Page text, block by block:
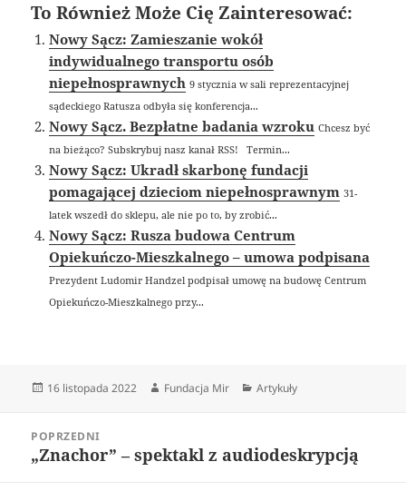
To Również Może Cię Zainteresować:
Nowy Sącz: Zamieszanie wokół
indywidualnego transportu osób
niepełnosprawnych 9 stycznia w sali reprezentacyjnej
sądeckiego Ratusza odbyła się konferencja...
Nowy Sącz. Bezpłatne badania wzroku Chcesz być
na bieżąco? Subskrybuj nasz kanał RSS! Termin...
Nowy Sącz: Ukradł skarbonę fundacji
pomagającej dzieciom niepełnosprawnym 31-
latek wszedł do sklepu, ale nie po to, by zrobić...
Nowy Sącz: Rusza budowa Centrum
Opiekuńczo-Mieszkalnego – umowa podpisana
Prezydent Ludomir Handzel podpisał umowę na budowę Centrum
Opiekuńczo-Mieszkalnego przy...
Data
16 listopada 2022 Autor
Fundacja Mir Kategorie
Artykuły
wpisuPOPRZEDNI
Poprzedni
„Znachor” – spektakl z audiodeskrypcją